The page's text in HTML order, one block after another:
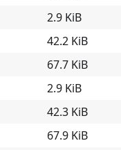
2.9 KiB
42.2 KiB
67.7 KiB
2.9 KiB
42.3 KiB
67.9 KiB